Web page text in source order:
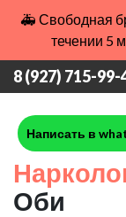
🚑 Свободная
течении 5
8 (927) 715-99-
Написать в
Оби